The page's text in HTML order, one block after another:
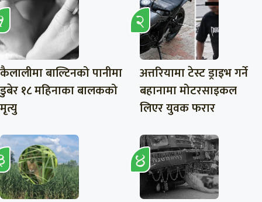
कैलालीमा बाल्टिनको पानीमा
डुबेर १८ महिनाका बालकको
मृत्यु
अत्तरियामा टेस्ट ड्राइभ गर्ने
बहानामा मोटरसाइकल
लिएर युवक फरार